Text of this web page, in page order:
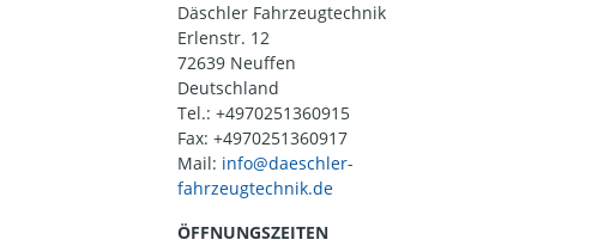
Däschler Fahrzeugtechnik
Erlenstr. 12
72639 Neuffen
Deutschland
Tel.: +4970251360915
Fax: +4970251360917
Mail:
ÖFFNUNGSZEITEN